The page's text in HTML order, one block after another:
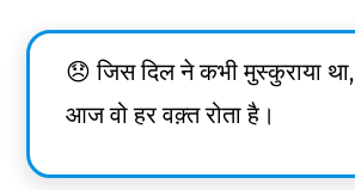
😞 जिस दिल ने कभी मुस्कुराया था,
आज वो हर वक़्त रोता है।